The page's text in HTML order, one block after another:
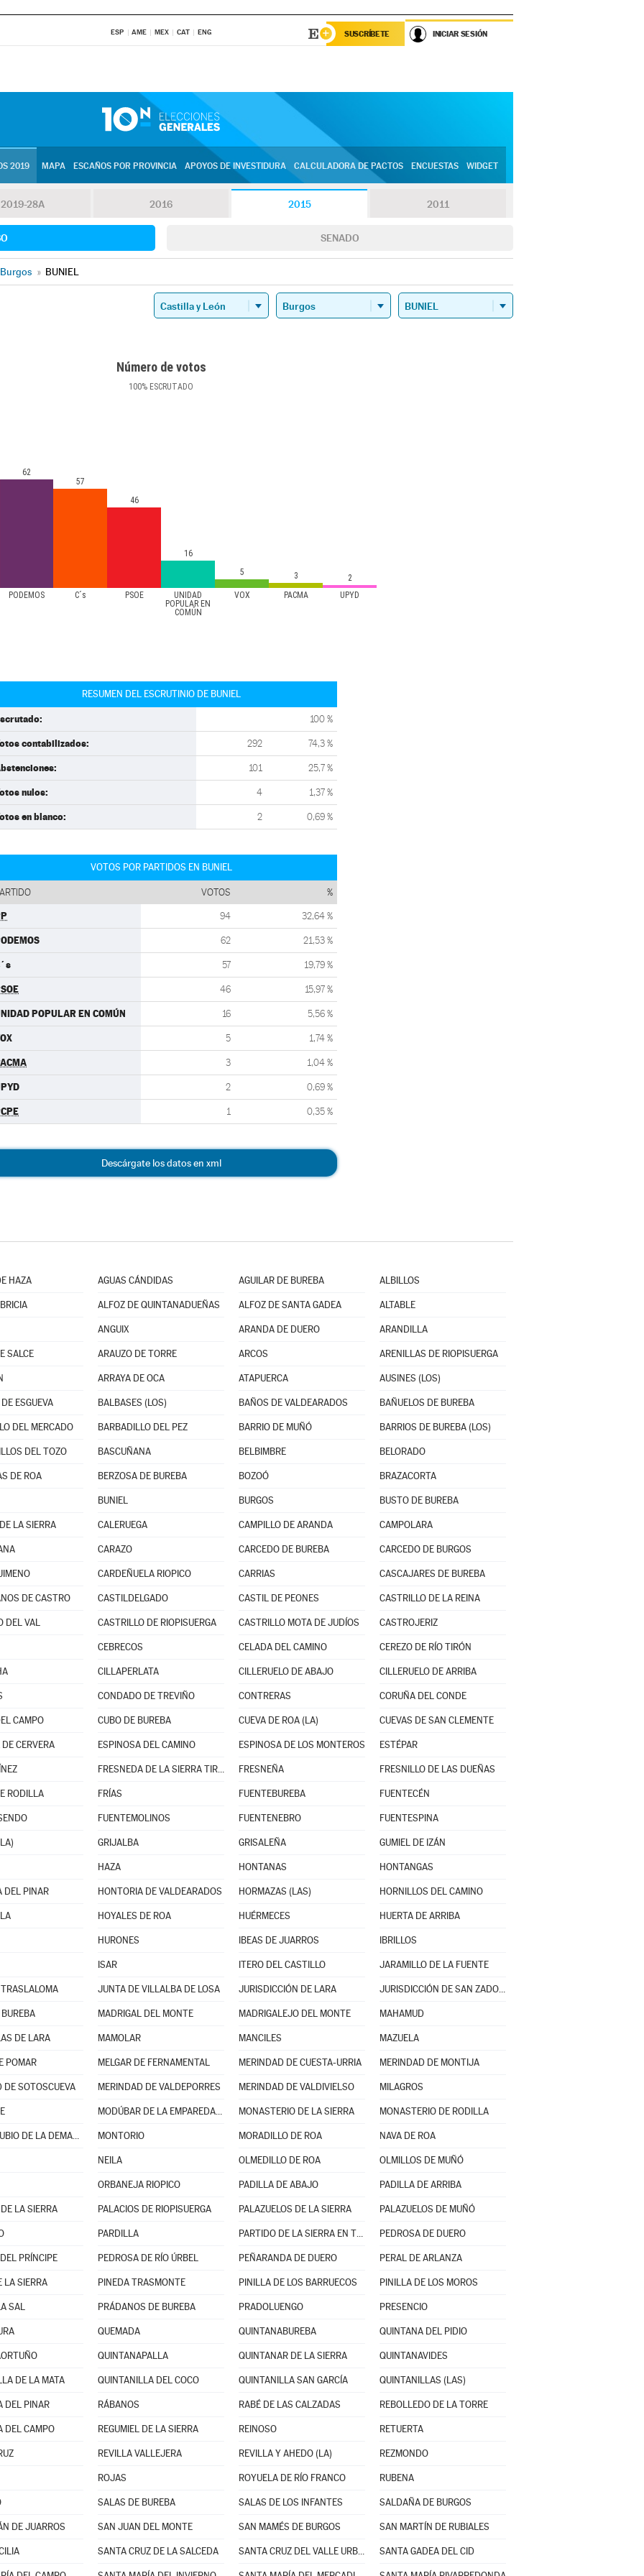
ESP AME MEX CAT ENG SUSCRÍBETE INICIAR SESIÓN
2019 MAPA ESCAÑOS POR PROVINCIA APOYOS DE INVESTIDURA CALCULADORA DE PACTOS ENCUESTAS WIDGET
2019-28A 2016 2015 2011
SENADO
Burgos » BUNIEL
Número de votos
100% ESCRUTADO
PODEMOS C´s PSOE
UNIDAD
POPULAR EN
COMÚN
VOX PACMA UPYD
62
57
46
16
5
3 2
RESUMEN DEL ESCRUTINIO DE BUNIEL
100 %
contabilizados: 292 74,3 %
101 25,7 %
nulos: 4 1,37 %
en blanco: 2 0,69 %
VOTOS POR PARTIDOS EN BUNIEL
VOTOS %
94 32,64 %
62 21,53 %
57 19,79 %
46 15,97 %
POPULAR EN COMÚN 16 5,56 %
5 1,74 %
3 1,04 %
2 0,69 %
1 0,35 %
Descárgate los datos en xml
HAZA AGUAS CÁNDIDAS AGUILAR DE BUREBA ALBILLOS
ALFOZ DE QUINTANADUEÑAS ALFOZ DE SANTA GADEA ALTABLE
ANGUIX ARANDA DE DUERO ARANDILLA
SALCE ARAUZO DE TORRE ARCOS ARENILLAS DE RIOPISUERGA
ARRAYA DE OCA ATAPUERCA AUSINES (LOS)
ESGUEVA BALBASES (LOS) BAÑOS DE VALDEARADOS BAÑUELOS DE BUREBA
DEL MERCADO BARBADILLO DEL PEZ BARRIO DE MUÑÓ BARRIOS DE BUREBA (LOS)
DEL TOZO BASCUÑANA BELBIMBRE BELORADO
DE ROA BERZOSA DE BUREBA BOZOÓ BRAZACORTA
BUNIEL BURGOS BUSTO DE BUREBA
LA SIERRA CALERUEGA CAMPILLO DE ARANDA CAMPOLARA
CARAZO CARCEDO DE BUREBA CARCEDO DE BURGOS
CARDEÑUELA RIOPICO CARRIAS CASCAJARES DE BUREBA
DE CASTRO CASTILDELGADO CASTIL DE PEONES CASTRILLO DE LA REINA
DEL VAL CASTRILLO DE RIOPISUERGA CASTRILLO MOTA DE JUDÍOS CASTROJERIZ
CEBRECOS CELADA DEL CAMINO CEREZO DE RÍO TIRÓN
CILLAPERLATA CILLERUELO DE ABAJO CILLERUELO DE ARRIBA
CONDADO DE TREVIÑO CONTRERAS CORUÑA DEL CONDE
CAMPO CUBO DE BUREBA CUEVA DE ROA (LA) CUEVAS DE SAN CLEMENTE
CERVERA ESPINOSA DEL CAMINO ESPINOSA DE LOS MONTEROS ESTÉPAR
FRESNEDA DE LA SIERRA TIRÓN FRESNEÑA FRESNILLO DE LAS DUEÑAS
RODILLA FRÍAS FUENTEBUREBA FUENTECÉN
FUENTEMOLINOS FUENTENEBRO FUENTESPINA
GRIJALBA GRISALEÑA GUMIEL DE IZÁN
HAZA HONTANAS HONTANGAS
DEL PINAR HONTORIA DE VALDEARADOS HORMAZAS (LAS) HORNILLOS DEL CAMINO
HOYALES DE ROA HUÉRMECES HUERTA DE ARRIBA
HURONES IBEAS DE JUARROS IBRILLOS
ISAR ITERO DEL CASTILLO JARAMILLO DE LA FUENTE
JUNTA DE VILLALBA DE LOSA JURISDICCIÓN DE LARA JURISDICCIÓN DE SAN ZADORNIL
MADRIGAL DEL MONTE MADRIGALEJO DEL MONTE MAHAMUD
DE LARA MAMOLAR MANCILES MAZUELA
POMAR MELGAR DE FERNAMENTAL MERINDAD DE CUESTA-URRIA MERINDAD DE MONTIJA
DE SOTOSCUEVA MERINDAD DE VALDEPORRES MERINDAD DE VALDIVIELSO MILAGROS
MODÚBAR DE LA EMPAREDADA MONASTERIO DE LA SIERRA MONASTERIO DE RODILLA
MONTERRUBIO DE LA DEMANDA MONTORIO MORADILLO DE ROA NAVA DE ROA
NEILA OLMEDILLO DE ROA OLMILLOS DE MUÑÓ
ORBANEJA RIOPICO PADILLA DE ABAJO PADILLA DE ARRIBA
LA SIERRA PALACIOS DE RIOPISUERGA PALAZUELOS DE LA SIERRA PALAZUELOS DE MUÑÓ
PARDILLA PARTIDO DE LA SIERRA EN TOBALINA PEDROSA DE DUERO
PRÍNCIPE PEDROSA DE RÍO ÚRBEL PEÑARANDA DE DUERO PERAL DE ARLANZA
LA SIERRA PINEDA TRASMONTE PINILLA DE LOS BARRUECOS PINILLA DE LOS MOROS
SAL PRÁDANOS DE BUREBA PRADOLUENGO PRESENCIO
QUEMADA QUINTANABUREBA QUINTANA DEL PIDIO
QUINTANAPALLA QUINTANAR DE LA SIERRA QUINTANAVIDES
DE LA MATA QUINTANILLA DEL COCO QUINTANILLA SAN GARCÍA QUINTANILLAS (LAS)
DEL PINAR RÁBANOS RABÉ DE LAS CALZADAS REBOLLEDO DE LA TORRE
DEL CAMPO REGUMIEL DE LA SIERRA REINOSO RETUERTA
REVILLA VALLEJERA REVILLA Y AHEDO (LA) REZMONDO
ROJAS ROYUELA DE RÍO FRANCO RUBENA
SALAS DE BUREBA SALAS DE LOS INFANTES SALDAÑA DE BURGOS
DE JUARROS SAN JUAN DEL MONTE SAN MAMÉS DE BURGOS SAN MARTÍN DE RUBIALES
SANTA CRUZ DE LA SALCEDA SANTA CRUZ DEL VALLE URBIÓN SANTA GADEA DEL CID